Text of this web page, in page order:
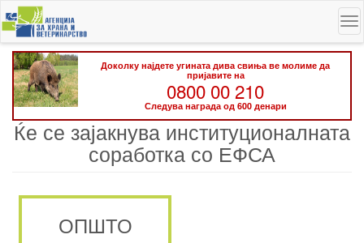
Skip
to
main
content
Доколку најдете угината дива свиња ве молиме да
пријавите на
0800 00 210
Следува награда од 600 денари
Ќе се зајакнува институционалната
соработка со ЕФСА
ОПШТО